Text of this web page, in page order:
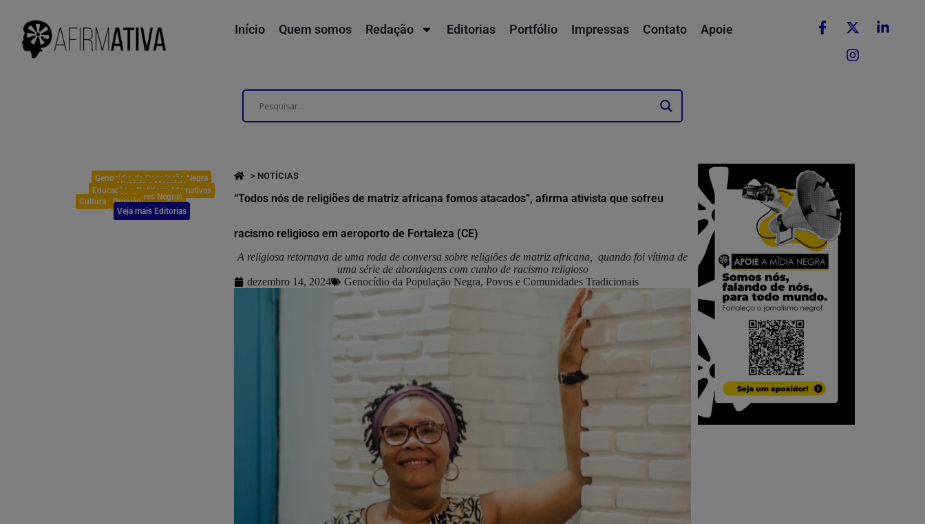
Início Quem somos Redação Editorias Portfólio Impressas Contato Apoie
Genocídio da População Negra
História e Memória
Educação e Políticas Afirmativas
Mulheres Negras
Cultura
Opinião
Veja mais Editorias
> NOTÍCIAS
“Todos nós de religiões de matriz africana fomos atacados”, afirma ativista que sofreu
racismo religioso em aeroporto de Fortaleza (CE)
A religiosa retornava de uma roda de conversa sobre religiões de matriz africana, quando foi vítima de
uma série de abordagens com cunho de racismo religioso
dezembro 14, 2024
Genocídio da População Negra, Povos e Comunidades Tradicionais